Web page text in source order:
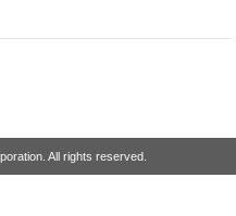
All rights reserved.